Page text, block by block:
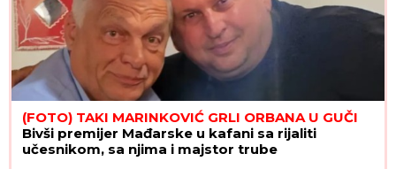
(FOTO) TAKI MARINKOVIĆ GRLI ORBANA U GUČI
Bivši premijer Mađarske u kafani sa rijaliti
učesnikom, sa njima i majstor trube